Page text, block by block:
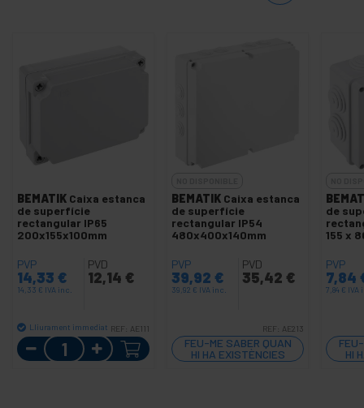
BEMATIK Caixa estanca
de superfície
rectangular IP65
200x155x100mm
PVP
14,33 €
14,33 € IVA inc.
PVD
12,14 €
Lliurament immediat REF: AE111
Quantitat
BEMATIK Caixa estanca
de superfície
rectangular IP54
480x400x140mm
PVP
39,92 €
39,92 € IVA inc.
PVD
35,42 €
REF: AE213
FEU-ME SABER QUAN
HI HA EXISTÈNCIES
de
155 x
PVP
7,84
7,84 € IVA
HI